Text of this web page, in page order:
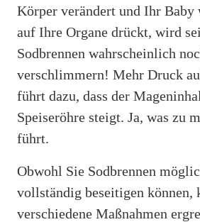
Körper verändert und Ihr Baby
auf Ihre Organe drückt, wird
Sodbrennen wahrscheinlich
verschlimmern! Mehr Druck
führt dazu, dass der
Speiseröhre steigt. Ja, was zu
führt.
Obwohl Sie Sodbrennen
vollständig beseitigen können,
verschiedene Maßnahmen